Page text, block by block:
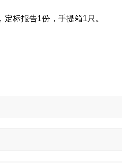
标报告1份，手提箱1只。